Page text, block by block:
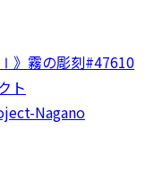
》霧の彫刻#47610
ト
Nagano